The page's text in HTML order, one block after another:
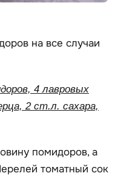
на все случаи
4 лавровых
2 ст.л. сахара,
помидоров, а
томатный сок